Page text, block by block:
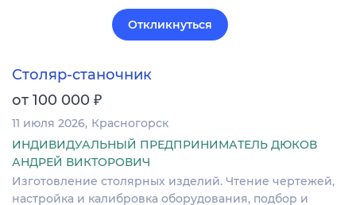
Откликнуться
Столяр-станочник
от 100 000 ₽
11 июля 2026 Красногорск
ИНДИВИДУАЛЬНЫЙ ПРЕДПРИНИМАТЕЛЬ ДЮКОВ
АНДРЕЙ ВИКТОРОВИЧ
Изготовление столярных изделий. Чтение чертежей,
настройка и калибровка оборудования, подбор и